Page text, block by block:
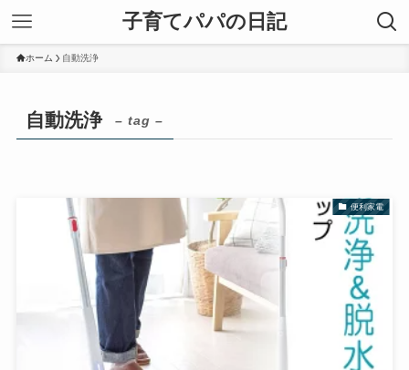
子育てパパの日記
ホーム 自動洗浄
自動洗浄 – tag –
便利家電